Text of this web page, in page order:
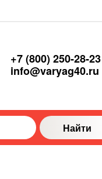
+7 (800) 250-28-23
info@varyag40.ru
Найти